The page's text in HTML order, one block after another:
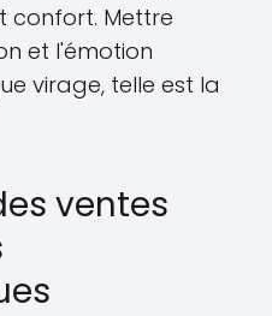
confort. Mettre
et l'émotion
virage, telle est la
ventes